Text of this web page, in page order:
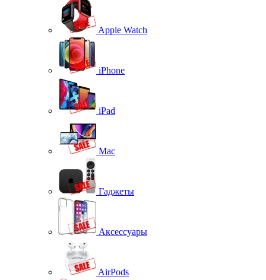
Apple Watch
iPhone
iPad
Mac
Гаджеты
Аксессуары
AirPods